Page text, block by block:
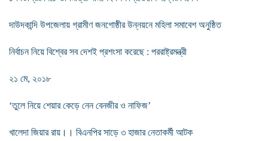
দাউদকান্দি উপজেলায় গ্রামীণ জনগোষ্ঠীর উন্নয়নে মহিলা সমাবেশ অনুষ্ঠিত
নির্বাচন নিয়ে বিশ্বের সব দেশই প্রশংসা করেছে : পররাষ্ট্রমন্ত্রী
২১ মে, ২০১৮
‘তুলে নিয়ে শেয়ার কেড়ে নেন বেনজীর ও নাফিজ’
খালেদা জিয়ার রায়।। বিএনপির সাড়ে ৩ হাজার নেতাকর্মী আটক